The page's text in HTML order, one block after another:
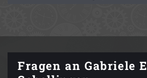
Fragen an Gabriele